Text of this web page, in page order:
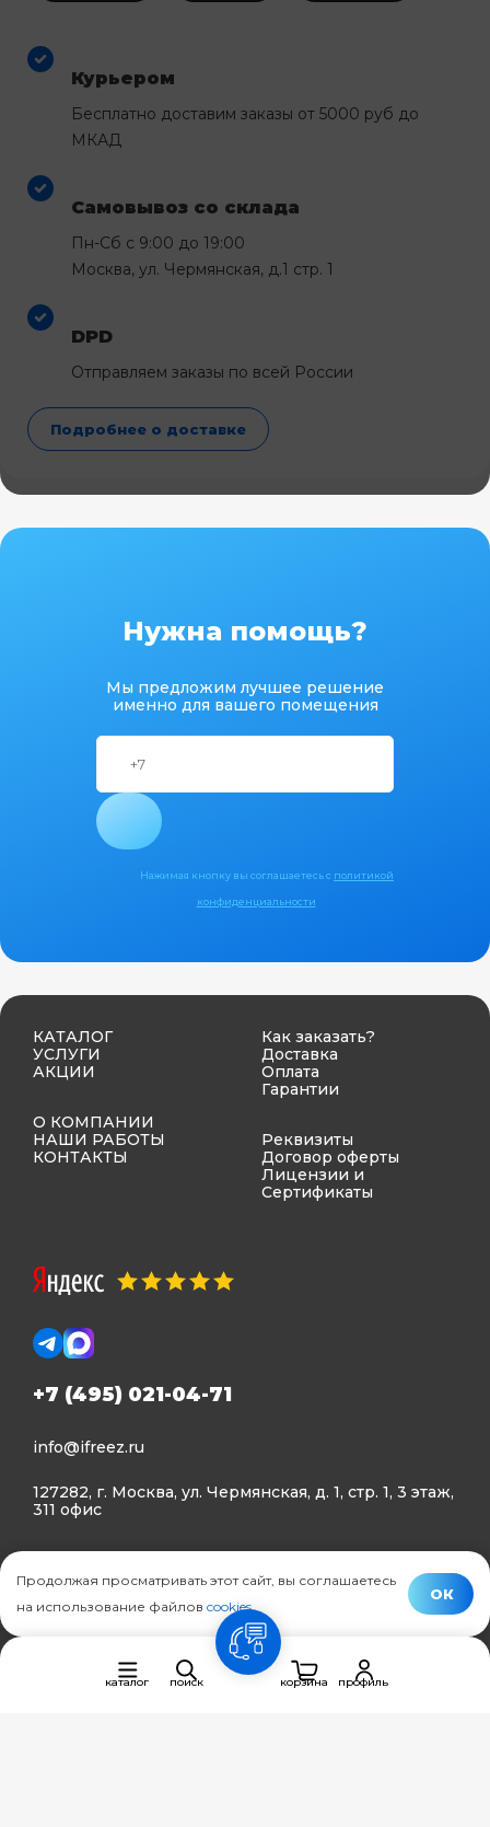
Курьером
Бесплатно доставим заказы от 5000 руб до
МКАД
Самовывоз со склада
Пн-Сб с 9:00 до 19:00
Москва, ул. Чермянская, д.1 стр. 1
DPD
Отправляем заказы по всей России
Подробнее о доставке
Нужна помощь?
Мы предложим лучшее решение
именно для вашего помещения
Нажимая кнопку вы соглашаетесь с политикой
конфиденциальности
КАТАЛОГ
УСЛУГИ
АКЦИИ
О КОМПАНИИ
НАШИ РАБОТЫ
КОНТАКТЫ
Как заказать?
Доставка
Оплата
Гарантии
Реквизиты
Договор оферты
Лицензии и
Сертификаты
+7 (495) 021-04-71
info@ifreez.ru
127282, г. Москва, ул. Чермянская, д. 1, стр. 1, 3 этаж,
311 офис
Политика конфиденциальности
© Ifreez - продажа и установка климатической техники,
каталог поиск
связь
корзина
профиль
Продолжая просматривать этот сайт, вы соглашаетесь
на использование файлов cookies.
ОК